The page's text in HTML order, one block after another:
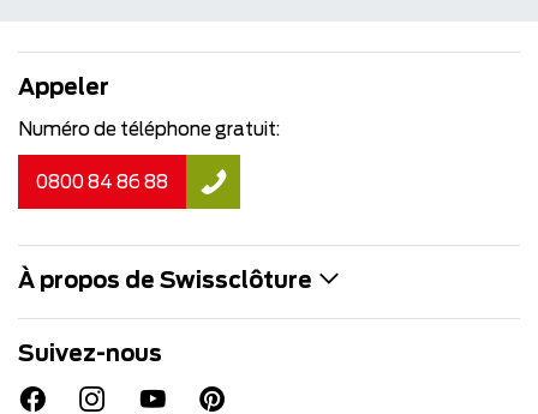
Appeler
Numéro de téléphone gratuit:
0800 84 86 88
À propos de Swissclôture
Suivez-nous